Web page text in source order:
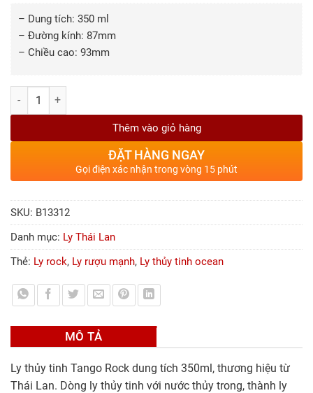
– Dung tích: 350 ml
– Đường kính: 87mm
– Chiều cao: 93mm
Số lượng
Thêm vào giỏ hàng
ĐẶT HÀNG NGAY
Gọi điện xác nhận trong vòng 15 phút
SKU: B13312
Danh mục: Ly Thái Lan
Thẻ: Ly rock, Ly rượu mạnh, Ly thủy tinh ocean
MÔ TẢ
Ly thủy tinh Tango Rock dung tích 350ml, thương hiệu từ
Thái Lan. Dòng ly thủy tinh với nước thủy trong, thành ly